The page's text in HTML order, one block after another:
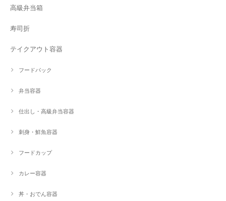
高級弁当箱
寿司折
テイクアウト容器
フードパック
弁当容器
仕出し・高級弁当容器
刺身・鮮魚容器
フードカップ
カレー容器
丼・おでん容器